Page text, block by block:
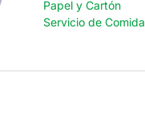
Papel y Cartón
Servicio de Comida